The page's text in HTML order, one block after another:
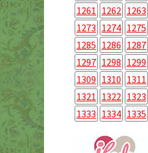
1261 1262 1263
1273 1274 1275
1285 1286 1287
1297 1298 1299
1309 1310 1311
1321 1322 1323
1333 1334 1335